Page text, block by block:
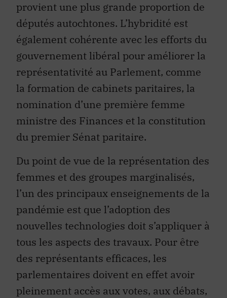
provient une plus grande proportion de
députés autochtones. L’hybridité est
également cohérente avec les efforts du
gouvernement libéral pour améliorer la
représentativité au Parlement, comme
la formation de cabinets paritaires, la
nomination d’une première femme
ministre des Finances et la constitution
du premier Sénat paritaire.
Du point de vue de la représentation des
femmes et des groupes marginalisés,
l’un des principaux enseignements de la
pandémie est que l’adoption des
nouvelles technologies doit s’appliquer à
tous les aspects des travaux. Pour être
des représentants efficaces, les
parlementaires doivent en effet avoir
pleinement accès aux votes, aux débats,